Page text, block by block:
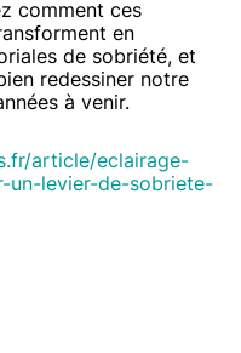
comment ces
en
de sobriété, et
redessiner notre
à venir.
article/eclairage-
un-levier-de-sobriete-